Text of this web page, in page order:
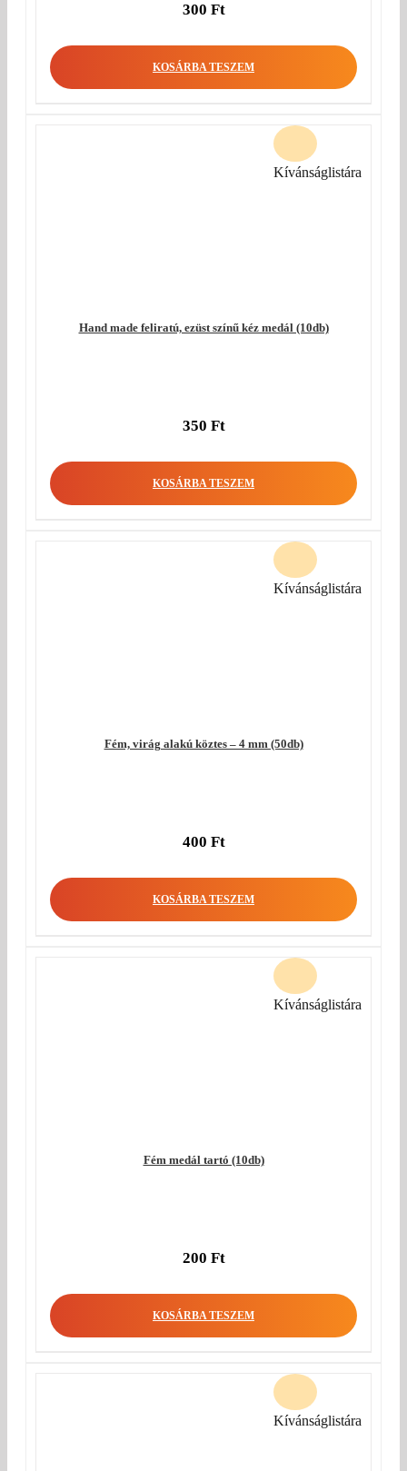
300 Ft
KOSÁRBA TESZEM
Hand made feliratú, ezüst színű kéz medál (10db)
350 Ft
KOSÁRBA TESZEM
Kívánságlistára
Fém, virág alakú köztes – 4 mm (50db)
400 Ft
KOSÁRBA TESZEM
Kívánságlistára
Fém medál tartó (10db)
200 Ft
KOSÁRBA TESZEM
Kívánságlistára
Kívánságlistára